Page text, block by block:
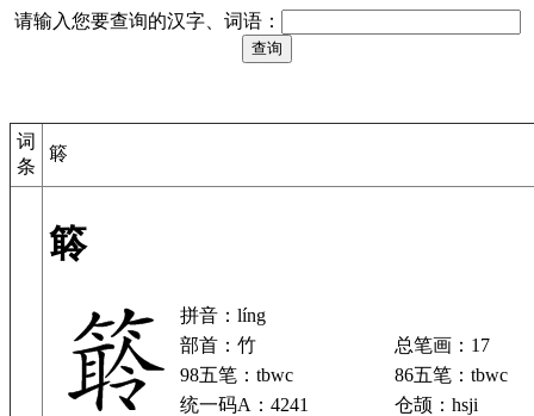
请输入您要查询的汉字、词语：
词
条
䉁
䉁
拼音：líng
部首：竹
总笔画：17
98五笔：tbwc
86五笔：tbwc
统一码A：4241
仓颉：hsji